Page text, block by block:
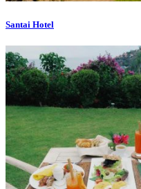
Santai Hotel